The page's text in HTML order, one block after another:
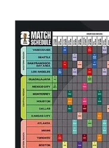
世界杯官网入口
赛事